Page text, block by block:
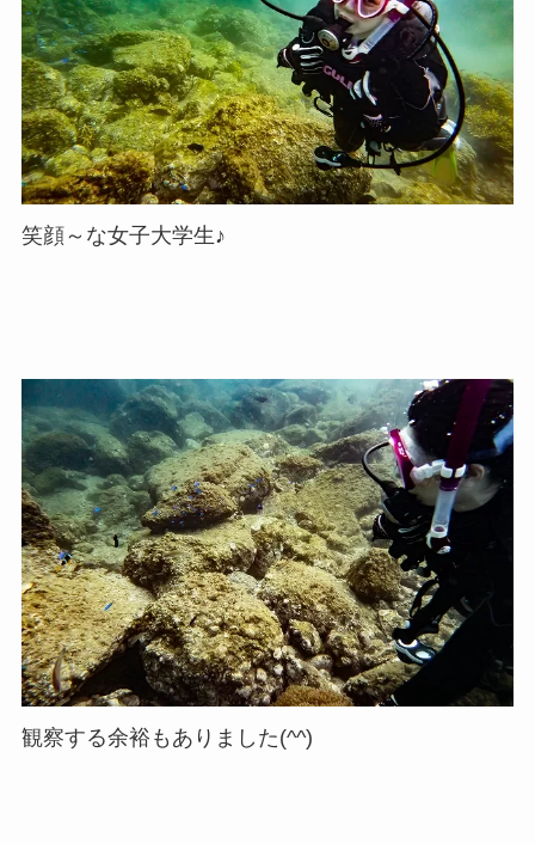
笑顔～な女子大学生♪
観察する余裕もありました(^^)